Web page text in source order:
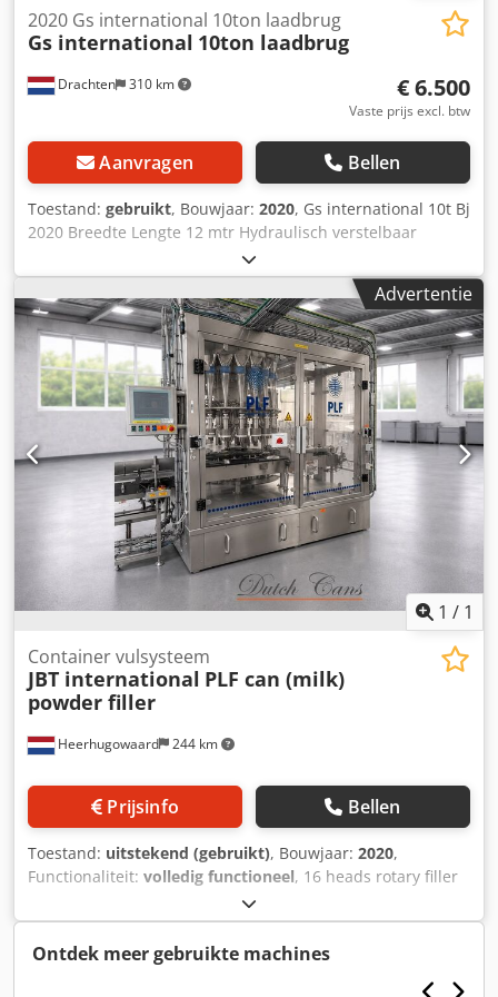
Korte snijtijden dankzij hoge positioneersnelheid tot 90
m/min • Herhaalnauwkeurigheid +/- 0,25 mm • Snijdt
enkel- of meerlagig • Geschikt voor plaat- en rolmateriaal
(uitbreidbaar met passende afwikkelaar) • Snelle
terugverdientijd (Productfoto als voorbeeld) De machine is
Drachten 310 km
2020 Gs international 10ton laadbrug
Gs international 10ton laadbrug
€ 6.500
Vaste prijs excl. btw
Aanvragen Bellen
Toestand: gebruikt, Bouwjaar: 2020, Gs international 10t Bj
2020 Breedte Lengte 12 mtr Hydraulisch verstelbaar
Djdpoznfduofx Ai Nsck Direct inzetbaar Mocht u interesse
hebben in onze laadbrug Dan kunnen wij transport voor u
organiseren
Advertentie
1 / 1
Heerhugowaard 244 km
Container vulsysteem
JBT international PLF can (milk)
powder filler
Prijsinfo Bellen
Toestand: uitstekend (gebruikt), Bouwjaar: 2020,
Functionaliteit: volledig functioneel, 16 heads rotary filler
with 2 checkweighers Dcodpjzlhy Hsfx Ai Nek year: 2020
Ontdek meer gebruikte machines